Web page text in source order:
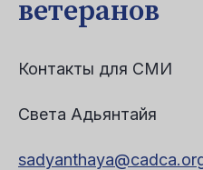
ветеранов
Контакты для СМИ
Света Адьянтайя